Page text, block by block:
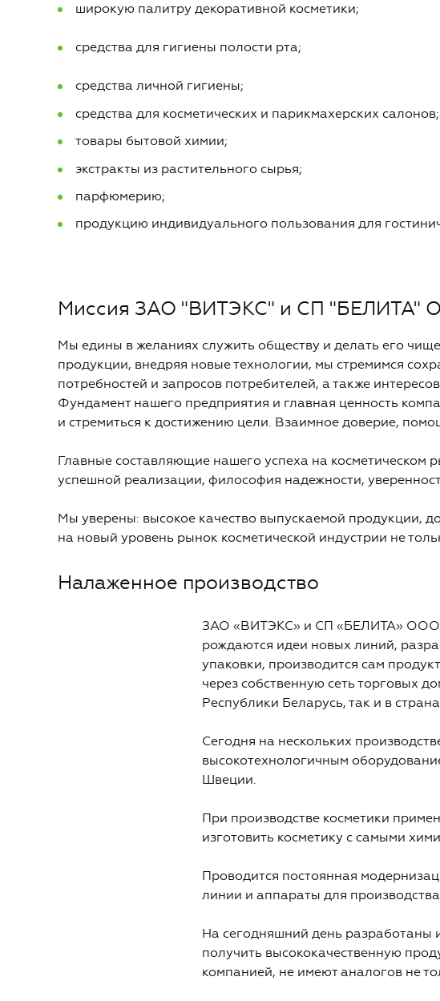
широкую палитру декоративной косметики;
средства для гигиены полости рта;
средства личной гигиены;
средства для косметических и парикмахерских салонов;
товары бытовой химии;
экстракты из растительного сырья;
парфюмерию;
продукцию индивидуального пользования для
Миссия ЗАО "ВИТЭКС" и СП "БЕЛИТА"
Мы едины в желаниях служить обществу и делать его
продукции, внедряя новые технологии, мы стремимся
потребностей и запросов потребителей, а также
Фундамент нашего предприятия и главная ценность
и стремиться к достижению цели. Взаимное доверие,
Главные составляющие нашего успеха на косметическом
успешной реализации, философия надежности,
Мы уверены: высокое качество выпускаемой продукции,
на новый уровень рынок косметической индустрии не
Налаженное производство
ЗАО «ВИТЭКС» и СП «БЕЛИТА» ООО -
рождаются идеи новых линий,
упаковки, производится сам
через собственную сеть торговых
Республики Беларусь, так и в
Сегодня на нескольких
высокотехнологичным
Швеции.
При производстве косметики
изготовить косметику с самыми
Проводится постоянная
линии и аппараты для
На сегодняшний день разработаны
получить высококачественную
компанией, не имеют аналогов не